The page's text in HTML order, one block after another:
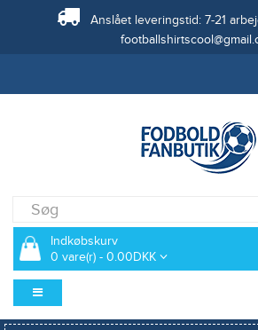
Anslået leveringstid: 7-21
Indkøbskurv
0 vare(r) - 0.00DKK